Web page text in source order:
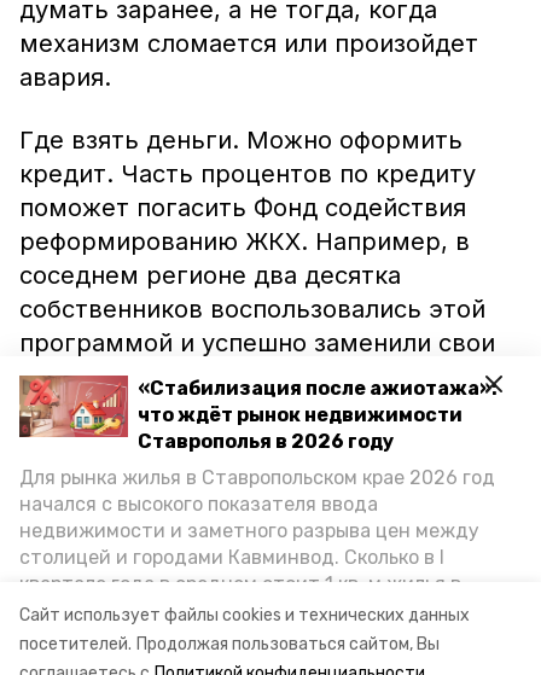
Сайт использует файлы cookies и технических данных
посетителей. Продолжая пользоваться сайтом, Вы
«Стабилизация после ажиотажа»:
что ждёт рынок недвижимости
Ставрополья в 2026 году
Для рынка жилья в Ставропольском крае 2026 год
начался с высокого показателя ввода
недвижимости и заметного разрыва цен между
столицей и городами Кавминвод. Сколько в I
квартале года в среднем стоит 1 кв. м жилья в
городах и округах региона, как изменился спрос на
первичку и вторичку, какова себестоимость
стройки собственного жилья в этом году и какие
думать заранее, а не тогда, когда
механизм сломается или произойдет
авария.
Где взять деньги. Можно оформить
кредит. Часть процентов по кредиту
поможет погасить Фонд содействия
реформированию ЖКХ. Например, в
соседнем регионе два десятка
собственников воспользовались этой
программой и успешно заменили свои
старые лифты.
Еще один способ — это замена лифта в
рассрочку. Сотрудники
лифтостроительной компании готовы
пойти навстречу и оказать такую
услугу. Министерство ЖКХ края сейчас
занимается разработкой механизма
такой рассрочки.